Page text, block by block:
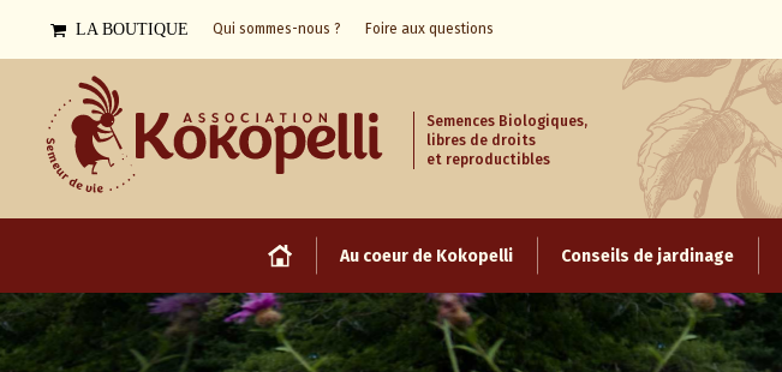
LA BOUTIQUE Qui sommes-nous ? Foire aux questions
Semences Biologiques,
libres de droits
et reproductibles
Au coeur de Kokopelli Conseils de jardinage